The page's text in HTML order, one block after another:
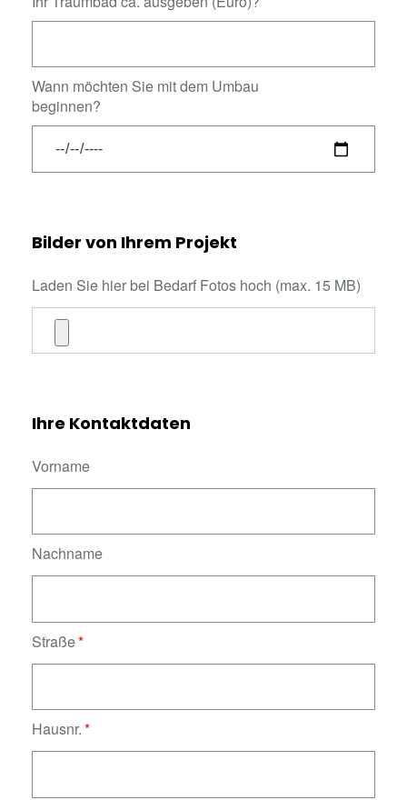
Wann möchten Sie mit dem Umbau
beginnen?
Bilder von Ihrem Projekt
Laden Sie hier bei Bedarf Fotos hoch (max. 15 MB)
Ihre Kontaktdaten
Vorname
Nachname
Straße
Hausnr.